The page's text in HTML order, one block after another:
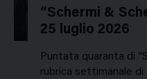
“Schermi &
25 luglio 2026
Puntata quaranta di
rubrica settimanale di